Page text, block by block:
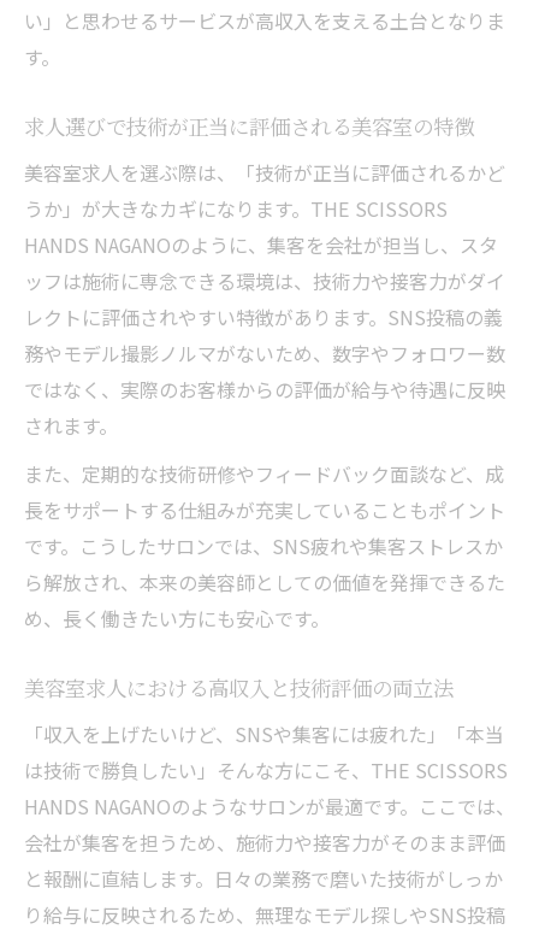
い」と思わせるサービスが高収入を支える土台となりま
す。
求人選びで技術が正当に評価される美容室の特徴
美容室求人を選ぶ際は、「技術が正当に評価されるかど
うか」が大きなカギになります。THE SCISSORS
HANDS NAGANOのように、集客を会社が担当し、スタ
ッフは施術に専念できる環境は、技術力や接客力がダイ
レクトに評価されやすい特徴があります。SNS投稿の義
務やモデル撮影ノルマがないため、数字やフォロワー数
ではなく、実際のお客様からの評価が給与や待遇に反映
されます。
また、定期的な技術研修やフィードバック面談など、成
長をサポートする仕組みが充実していることもポイント
です。こうしたサロンでは、SNS疲れや集客ストレスか
ら解放され、本来の美容師としての価値を発揮できるた
め、長く働きたい方にも安心です。
美容室求人における高収入と技術評価の両立法
「収入を上げたいけど、SNSや集客には疲れた」「本当
は技術で勝負したい」――そんな方にこそ、THE SCISSORS
HANDS NAGANOのようなサロンが最適です。ここでは、
会社が集客を担うため、施術力や接客力がそのまま評価
と報酬に直結します。日々の業務で磨いた技術がしっか
り給与に反映されるため、無理なモデル探しやSNS投稿